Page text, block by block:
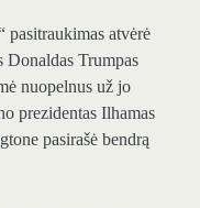
atvėrė
Donaldas Trumpas
nuopelnus už jo
prezidentas Ilhamas
pasirašė bendrą